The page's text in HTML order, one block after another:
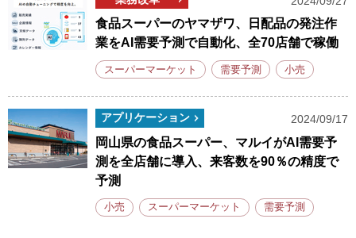
食品スーパーのヤマザワ、日配品の発注作
業をAI需要予測で自動化、全70店舗で稼働
スーパーマーケット 需要予測 小売
アプリケーション 2024/09/17
岡山県の食品スーパー、マルイがAI需要予
測を全店舗に導入、来客数を90％の精度で
予測
小売 スーパーマーケット 需要予測